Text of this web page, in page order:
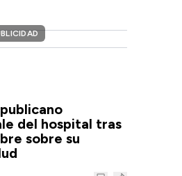
del hospital tras
sobre su